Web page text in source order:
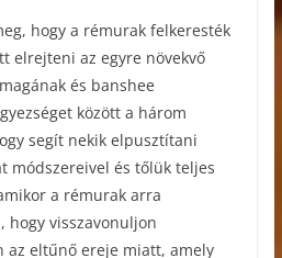
hogy a rémurak felkeresték
elrejteni az egyre növekvő
és banshee
között a három
segít nekik elpusztítani
módszereivel és tőlük teljes
a rémurak arra
hogy visszavonuljon
az eltűnő ereje miatt, amely